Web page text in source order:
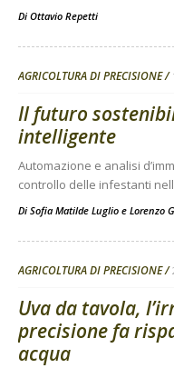
Di Ottavio Repetti
AGRICOLTURA DI PRECISIONE
Il futuro
intelligente
Automazione e analisi
controllo delle infestanti
Di Sofia Matilde Luglio e Lorenzo
AGRICOLTURA DI PRECISIONE
Uva da tavola,
precisione fa
acqua